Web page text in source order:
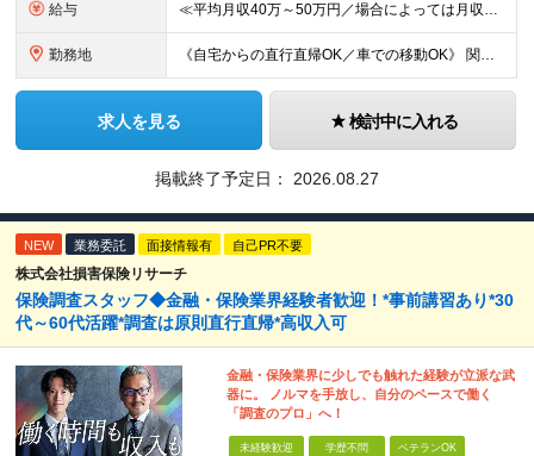
給与 ≪平均月収40万～50万円／場合によっては月収100万円も可≫ ≪1年目想定年収480万円～600万円！≫ ◆完全出来高制 ※開業後、5ヶ月間は売上補填制度あり（売上額による） ◎技術研修期間(2ヶ
勤務地 《自宅からの直行直帰OK／車での移動OK》 関東、近畿、東海、九州、北海道、東北、北陸、中国の各エリア ★希望地域を優先します ・南関東エリア(神奈川/東京/埼玉/千葉) ・近畿エリア(大阪/兵庫/
求人を見る 検討中に入れる
掲載終了予定日： 2026.08.27
NEW 業務委託 面接情報有 自己PR不要
株式会社損害保険リサーチ
保険調査スタッフ◆金融・保険業界経験者歓迎！*事前講習あり*30
代～60代活躍*調査は原則直行直帰*高収入可
金融・保険業界に少しでも触れた経験が立派な武
器に。 ノルマを手放し、自分のペースで働く
「調査のプロ」へ！
未経験歓迎 学歴不問 ベテランOK